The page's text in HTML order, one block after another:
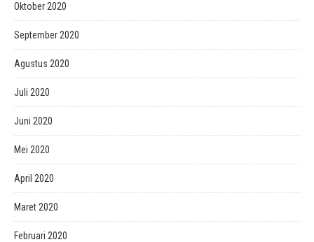
Oktober 2020
September 2020
Agustus 2020
Juli 2020
Juni 2020
Mei 2020
April 2020
Maret 2020
Februari 2020